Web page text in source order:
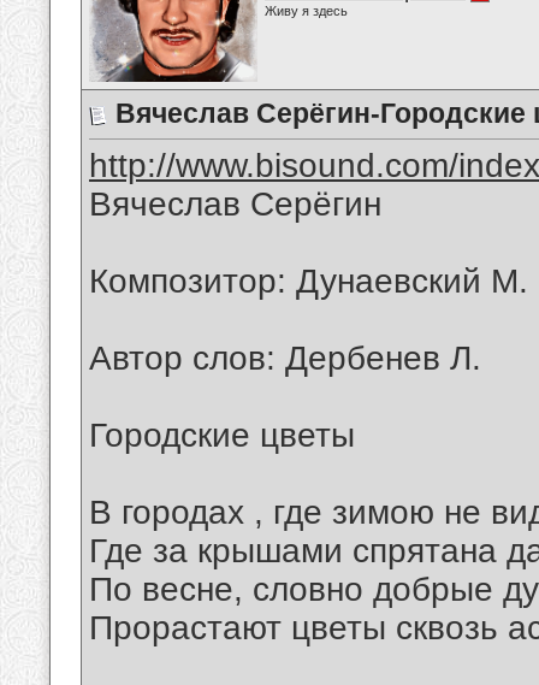
Живу я здесь
Вячеслав Серёгин-Городские
http://www.bisound.com/
Вячеслав Серёгин
Композитор: Дунаевский М.
Автор слов: Дербенев Л.
Городские цветы
В городах , где зимою не
Где за крышами спрятана
По весне, словно добрые
Прорастают цветы сквозь